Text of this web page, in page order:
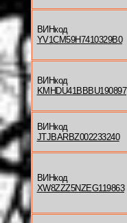
ВИНкод
YV1CM59H7410329B0
ВИНкод
KMHDU41BBBU190897
ВИНкод
JTJBARBZ002233240
ВИНкод
XW8ZZZ5NZEG119863